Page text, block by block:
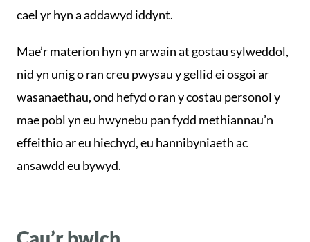
cael yr hyn a addawyd iddynt.
Mae’r materion hyn yn arwain at gostau sylweddol,
nid yn unig o ran creu pwysau y gellid ei osgoi ar
wasanaethau, ond hefyd o ran y costau personol y
mae pobl yn eu hwynebu pan fydd methiannau’n
effeithio ar eu hiechyd, eu hannibyniaeth ac
ansawdd eu bywyd.